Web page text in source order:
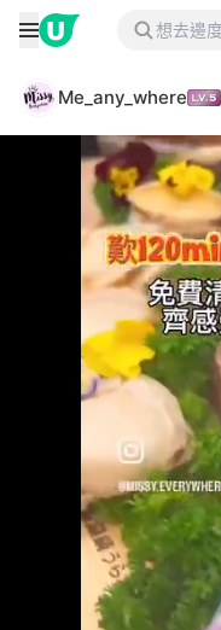
Me_any_where